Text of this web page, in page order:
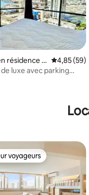
résidence ⋅
Évaluation
4,85 (59)
luxe avec parking
voyageurs les plus
voyageurs